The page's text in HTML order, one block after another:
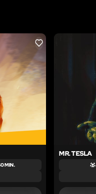
LIKE
MIN.
MR. TESLA